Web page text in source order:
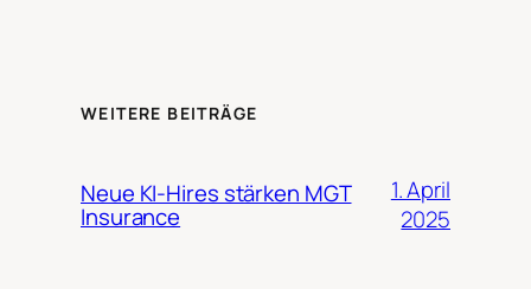
WEITERE BEITRÄGE
Neue KI-Hires stärken MGT
Insurance
1. April
2025